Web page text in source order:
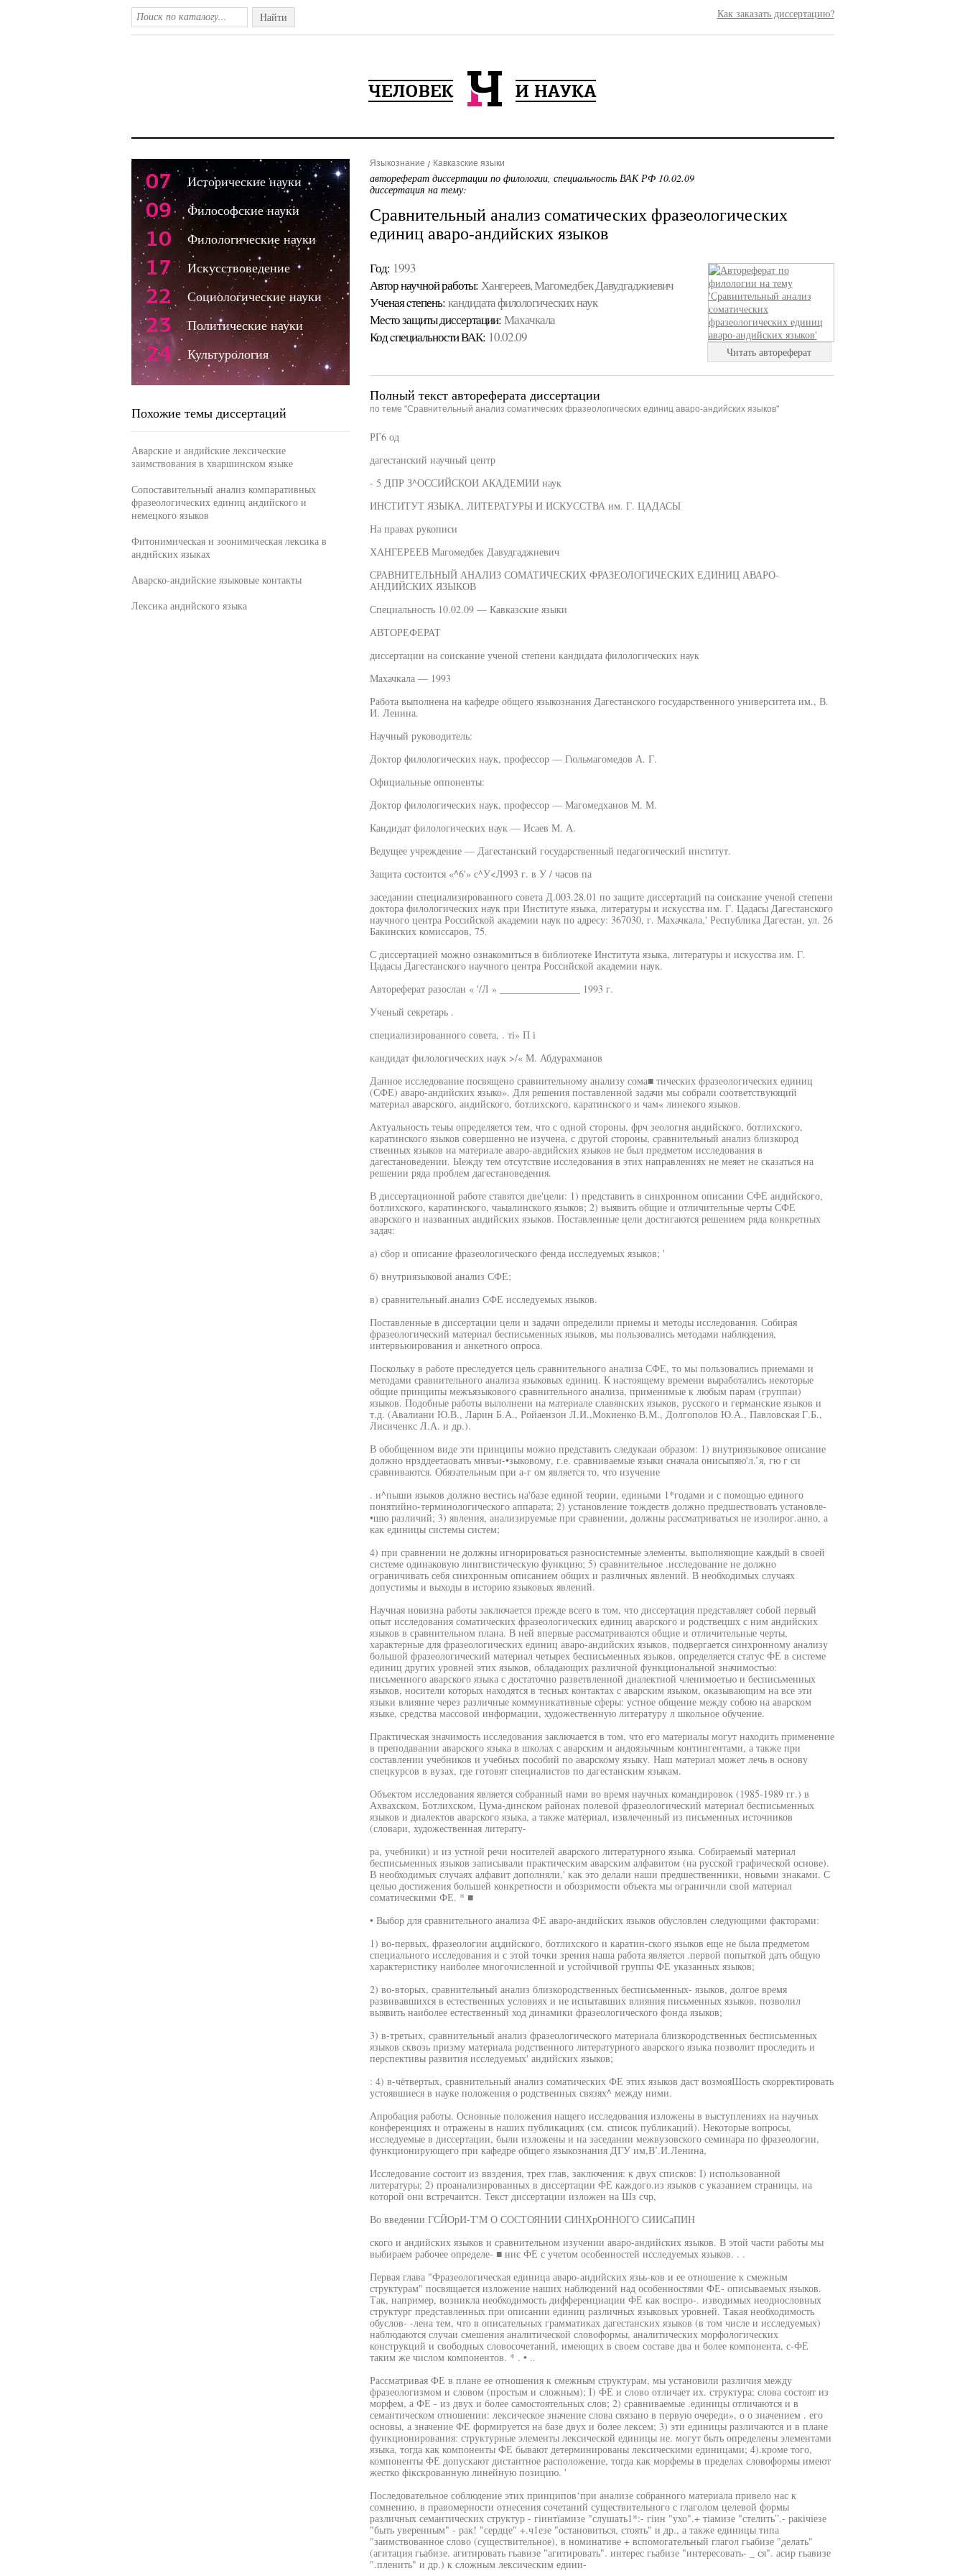
Найти Как заказать диссертацию?
Языкознание Кавказские языки
автореферат диссертации по филологии, специальность ВАК РФ 10.02.09
диссертация на тему:
Сравнительный анализ соматических фразеологических
единиц аваро-андийских языков
Год: 1993
Автор научной работы: Хангереев, Магомедбек Давудгаджиевич
Ученая cтепень: кандидата филологических наук
Место защиты диссертации: Махачкала
Код cпециальности ВАК: 10.02.09
Читать автореферат
Полный текст автореферата диссертации
по теме "Сравнительный анализ соматических фразеологических единиц аваро-андийских языков"
РГ6 од
дагестанский научный центр
- 5 ДПР З^ОССИЙСКОИ АКАДЕМИИ наук
ИНСТИТУТ ЯЗЫКА, ЛИТЕРАТУРЫ И ИСКУССТВА им. Г. ЦАДАСЫ
На правах рукописи
ХАНГЕРЕЕВ Магомедбек Давудгаджневич
СРАВНИТЕЛЬНЫЙ АНАЛИЗ СОМАТИЧЕСКИХ ФРАЗЕОЛОГИЧЕСКИХ ЕДИНИЦ АВАРО-
АНДИЙСКИХ ЯЗЫКОВ
Специальность 10.02.09 — Кавказские языки
АВТОРЕФЕРАТ
диссертации на соискание ученой степени кандидата филологических наук
Махачкала — 1993
Работа выполнена на кафедре общего языкознания Дагестанского государственного университета им., В.
И. Ленина.
Научный руководитель:
Доктор филологических наук, профессор — Гюльмагомедов А. Г.
Официальные оппоненты:
Доктор филологических наук, профессор — Магомедханов М. М.
Кандидат филологических наук — Исаев М. А.
Ведущее учреждение — Дагестанский государственный педагогический институт.
Защита состоится «^6'» с^У<Л993 г. в У / часов па
заседании специализированного совета Д.003.28.01 по защите диссертаций па соискание ученой степени
доктора филологических наук при Институте языка, литературы и искусства им. Г. Цадасы Дагестанского
научного центра Российской академии наук по адресу: 367030, г. Махачкала,' Республика Дагестан, ул. 26
Бакинских комиссаров, 75.
С диссертацией можно ознакомиться в библиотеке Института языка, литературы и искусства им. Г.
Цадасы Дагестанского научного центра Российской академии наук.
Автореферат разослан « '/Л » ________________ 1993 г.
Ученый секретарь .
специализированного совета, . ті» П і
кандидат филологических наук >/« М. Абдурахманов
Данное исследование посвящено сравнительному анализу сома■ тических фразеологических единиц
(СФЕ) аваро-андийских языко». Для решения поставленной задачи мы собрали соответствующий
материал аварского, андийского, ботлихского, каратинского и чам« линекого языков.
Актуальность теыы определяется тем, что с одной стороны, фрч зеологня андийского, ботлихского,
каратинского языков совершенно не изучена, с другой стороны, сравнительный анализ близкород
ственных языков на материале аваро-авдийских языков не был предметом исследования в
дагестановедении. Ыежду тем отсутствие исследования в этих направлениях не меяет не сказаться на
решении ряда проблем дагестановедения.
В диссертационной работе ставятся две'цели: 1) представить в синхронном описании СФЕ андийского,
ботлихского, каратинского, чаыалинского языков; 2) выявить общие и отличительные черты СФЕ
аварского и названных андийских языков. Поставленные цели достигаются решением ряда конкретных
задач:
а) сбор и описание фразеологического фенда исследуемых языков; '
б) внутриязыковой анализ СФЕ;
в) сравнительный.анализ СФЕ исследуемых языков.
Поставленные в диссертации цели и задачи определили приемы и методы исследования. Собирая
фразеологический материал бесписьменных языков, мы пользовались методами наблюдения,
интервьюирования и анкетного опроса.
Поскольку в работе преследуется цель сравнительного анализа СФЕ, то мы пользовались приемами и
методами сравнительного анализа языковых единиц. К настоящему времени выработались некоторые
общие принципы межъязыкового сравнительного анализа, применимые к любым парам (группаи)
языков. Подобные работы вылолнени на материале славянских языков, русского и германские языков и
т.д. (Авалиани Ю.В., Ларин Б.А., Ройаензон Л.И.,Мокиенко В.М., Долгополов Ю.А., Павловская Г.Б.,
Лисиченкс Л.А. и др.).
В обобщенном виде эти принципы можно представить следукааи образом: 1) внутриязыковое описание
должно нрзддеетаовать мнвъи-•зыковому, г.е. сравниваемые языки сначала онисыпяю'л.’я, гю г си
сравниваются. Обязательным при а-г ом является то, что изучение
. и^пыши языков должно вестись на'базе единой теории, едиными 1*годами и с помощью единого
понятийно-терминологического аппарата; 2) установление тождеств должно предшествовать установле-
•шю различий; 3) явления, анализируемые при сравнении, должны рассматриваться не изолирог.анно, а
как единицы системы систем;
4) при сравнении не должны игнорироваться разносистемные элементы, выполняющие каждый в своей
системе одинаковую лингвистическую функцию; 5) сравнительное .исследование не должно
ограничивать себя синхронным описанием общих и различных явлений. В необходимых случаях
допустимы и выходы в историю языковых явлений.
Научная новизна работы заключается прежде всего в том, что диссертация представляет собой первый
опыт исследования соматических фразеологических единиц аварского и родствецшх с ним андийских
языков в сравнительном плана. В ней впервые рассматриваются общие и отличительные черты,
характерные для фразеологических единиц аваро-андийских языков, подвергается синхронному анализу
большой фразеологический материал четырех бесписьменных языков, определяется статус ФЕ в системе
единиц других уровней этих языков, обладающих различной функциональной значимостью:
письменного аварского языка с достаточно разветвленной диалектной членимоетью и бесписьменных
языков, носители которых находятся в тесных контактах с аварским языком, оказывающим на все эти
языки влияние через различные коммуникативные сферы: устное общение между собою на аварском
языке, средства массовой информации, художественную литературу л школьное обучение.
Практическая значимость исследования заключается в том, что его материалы могут находить применение
в преподавании аварского языка в школах с аварским и андоязычным контингентами, а также при
составлении учебников и учебных пособий по аварскому языку. Наш материал может лечь в основу
спецкурсов в вузах, где готовят специалистов по дагестанским языкам.
Объектом исследования является собранный нами во время научных командировок (1985-1989 гг.) в
Ахвахском, Ботлихском, Цума-динском районах полевой фразеологический материал бесписьменных
языков и диалектов аварского языка, а также материал, извлеченный из письменных источников
(словари, художественная литерату-
ра, учебники) и из устной речи носителей аварского литературного языка. Собираемый материал
бесписьменных языков записывали практическим аварским алфавитом (на русской графической основе).
В необходимых случаях алфавит дополняли,' как это делали наши предшественники, новыми знаками. С
целью достижения большей конкретности и обозримости объекта мы ограничили свой материал
соматическими ФЕ. * ■
• Выбор для сравнительного анализа ФЕ аваро-андийских языков обусловлен следующими факторами:
1) во-первых, фразеологии ацдийского, ботлихского и каратин-ского языков еще не была предметом
специального исследования и с этой точки зрения наша работа является .первой попыткой дать общую
характеристику наиболее многочисленной и устойчивой группы ФЕ указанных языков;
2) во-вторых, сравнительный анализ близкородственных бесписьменных- языков, долгое время
развивавшихся в естественных условиях и не испытавших влияния письменных языков, позволил
выявить наиболее естественный ход динамики фразеологического фонда языков;
3) в-третьих, сравнительный анализ фразеологического материала близкородственных бесписьменных
языков сквозь призму материала родственного литературного аварского языка позволит проследить и
перспективы развития исследуемых' андийских языков;
: 4) в-чётвертых, сравнительный анализ соматических ФЕ этих языков даст возмояШость скорректировать
устоявшиеся в науке положения о родственных связях^ между ними.
Апробация работы. Основные положения нащего исследования изложены в выступлениях на научных
конференциях и отражены в наших публикациях (см. список публикаций). Некоторые вопросы,
исследуемые в диссертации, были изложены и на заседании межвузовского семинара по фразеологии,
функционирующего при кафедре общего языкознания ДГУ им,В’.И.Ленина,
Исследование состоит из ввздения, трех глав, заключения: к двух списков: I) использованной
литературы; 2) проанализированных в диссертации ФЕ каждого.из языков с указанием страницы, на
которой они встречаитсн. Текст диссертации изложен на Шз счр,
Во введении ГСЙОрИ-Т'М О СОСТОЯНИИ СИНХрОННОГО СИИСаПИН
ского и андийских языков и сравнительном изучении аваро-андийских языков. В этой части работы мы
выбираем рабочее определе- ■ ниє ФЕ с учетом особенностей исследуемых языков. . .
Первая глава "Фразеологическая единица аваро-андийских язьь-ков и ее отношение к смежным
структурам" посвящается изложение наших наблюдений над особенностями ФЕ- описываемых языков.
Так, например, возникла необходимость дифференциации ФЕ как воспро-. изводимых неоднословных
структург представленных при описании единиц различных языковых уровней. Такая необходимость
обуслов- -лена тем, что в описательных грамматиках дагестанских языков (в том числе и исследуемых)
наблюдаются случаи смешения аналитической словоформы, аналитических морфологических
конструкций и свободных словосочетаний, имеющих в своем составе два и более компонента, с-ФЕ
таким же числом компонентов. * . • ..
Рассматривая ФЕ в плане ее отношения к смежным структурам, мы установили различия между
фразеологизмом и словом (простым и сложным); I) ФЕ и слово отличает их. структура; слова состоят из
морфем, а ФЕ - из двух и более самостоятельных слов; 2) сравниваемые .единицы отличаются и в
семантическом отношении: лексическое значение слова связано в первую очереди», о о значением . его
основы, а значение ФЕ формируется на базе двух и более лексем; 3) эти единицы различаются и в плане
функционирования: структурные элементы лексической единицы не. могут быть определены элементами
языка, тогда как компоненты ФЕ бывают детерминированы лексическими единицами; 4).кроме того,
компоненты ФЕ допускают дистантное расположение, тогда как морфемы в пределах словоформы имеют
жестко фікскрованную линейную позицию. '
Последовательное соблюдение этих принципов‘при анализе собранного материала привело нас к
сомнению, в правомерности отнесения сочетаний существительного с глаголом целевой формы
различных семантических структур - гіинтїамизе "слушать1*:- гіин "ухо".+ тіамизе "стелить”.- ракічіезе
"быть уверенным" - рак! "сердце" +.ч1езе "остановиться, стоять" и др., а также единицы типа
"заимствованное слово (существительное), в номинативе + вспомогательный глагол гьабизе "делать"
(агитация гьабизе. агитировать гьавизе "агитировать". интерес гьабизе "интересовать- _ ся". асир гьавизе
".пленить" и др.) к сложным лексическим едини-
07 Исторические науки
09 Философские науки
10 Филологические науки
17 Искусствоведение
22 Социологические науки
23 Политические науки
24 Культурология
Похожие темы диссертаций
Аварские и андийские лексические
заимствования в хваршинском языке
Сопоставительный анализ компаративных
фразеологических единиц андийского и
немецкого языков
Фитонимическая и зоонимическая лексика в
андийских языках
Аварско-андийские языковые контакты
Лексика андийского языка